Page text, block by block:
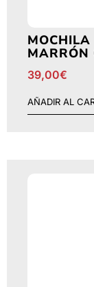
MARRÓN
39,00€
AÑADIR AL